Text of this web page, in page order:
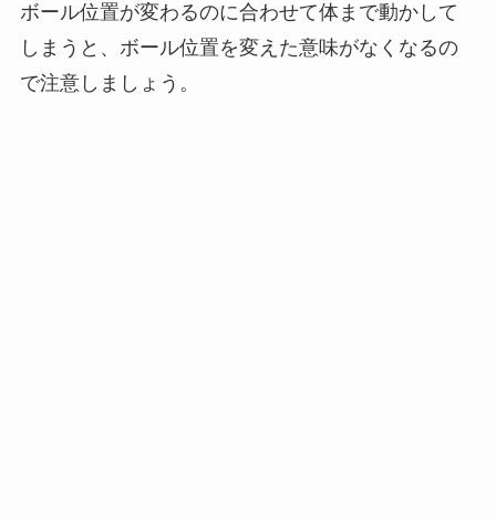
ボール位置が変わるのに合わせて体まで動かして
しまうと、ボール位置を変えた意味がなくなるの
で注意しましょう。